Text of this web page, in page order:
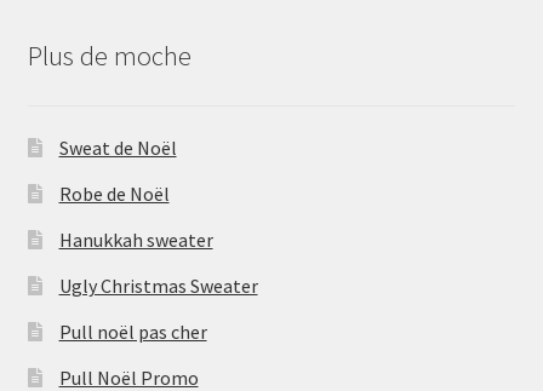
Plus de moche
Sweat de Noël
Robe de Noël
Hanukkah sweater
Ugly Christmas Sweater
Pull noël pas cher
Pull Noël Promo